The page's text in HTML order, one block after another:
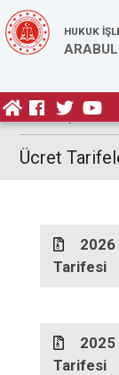
HUKUK
Anasayfa /
Ücret
2026
Tarifesi
2025
Tarifesi